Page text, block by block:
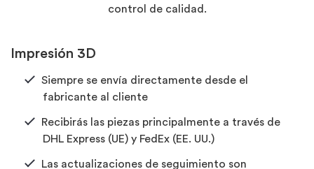
control de calidad.
Impresión 3D
Siempre se envía directamente desde el
fabricante al cliente
Recibirás las piezas principalmente a través de
DHL Express (UE) y FedEx (EE. UU.)
Las actualizaciones de seguimiento son